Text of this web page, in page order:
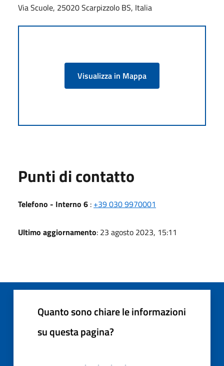
Via Scuole, 25020 Scarpizzolo BS, Italia
Visualizza in Mappa
Punti di contatto
Telefono - Interno 6 : +39 030 9970001
Ultimo aggiornamento: 23 agosto 2023, 15:11
Quanto sono chiare le informazioni
su questa pagina?